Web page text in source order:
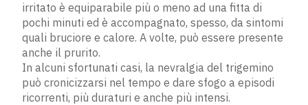
irritato è equiparabile più o meno ad una fitta di
pochi minuti ed è accompagnato, spesso, da sintomi
quali bruciore e calore. A volte, può essere presente
anche il prurito.
In alcuni sfortunati casi, la nevralgia del trigemino
può cronicizzarsi nel tempo e dare sfogo a episodi
ricorrenti, più duraturi e anche più intensi.